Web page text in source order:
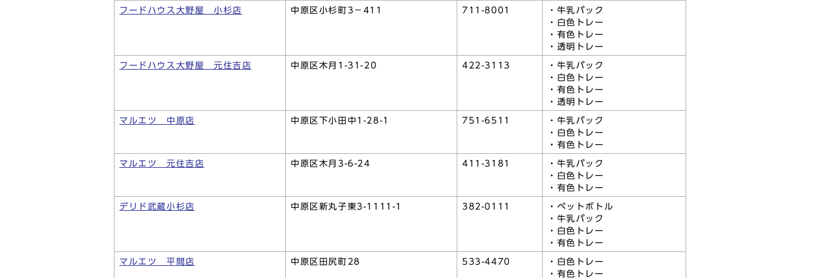
フードハウス大野屋 小杉店 中原区小杉町3－411 711-8001
・牛乳パック
・白色トレー
・有色トレー
・透明トレー
フードハウス大野屋 元住吉店 中原区木月1-31-20 422-3113
・牛乳パック
・白色トレー
・有色トレー
・透明トレー
マルエツ 中原店 中原区下小田中1-28-1 751-6511
・牛乳パック
・白色トレー
・有色トレー
マルエツ 元住吉店 中原区木月3-6-24 411-3181
・牛乳パック
・白色トレー
・有色トレー
デリド武蔵小杉店 中原区新丸子東3-1111-1 382-0111
・ペットボトル
・牛乳パック
・白色トレー
・有色トレー
マルエツ 平間店 中原区田尻町28 533-4470
・白色トレー
・有色トレー